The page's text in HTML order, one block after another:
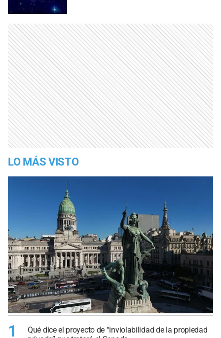
LO MÁS VISTO
1
Qué dice el proyecto de “inviolabilidad de la propiedad